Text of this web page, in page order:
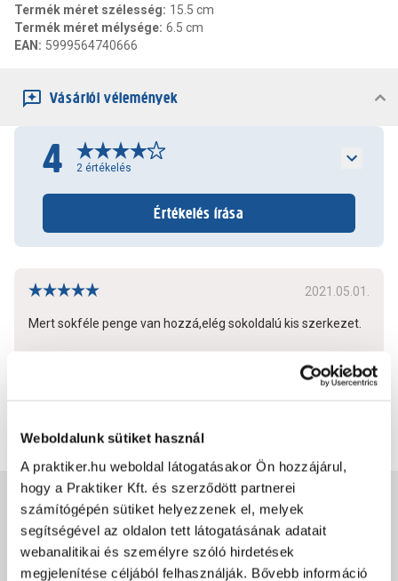
Weboldalunk sütiket használ
A praktiker.hu weboldal látogatásakor Ön hozzájárul,
hogy a Praktiker Kft. és szerződött partnerei
számítógépén sütiket helyezzenek el, melyek
segítségével az oldalon tett látogatásának adatait
webanalitikai és személyre szóló hirdetések
megjelenítése céljából felhasználják. Bővebb információ
Termék méret szélesség: 15.5 cm
Termék méret mélysége: 6.5 cm
EAN : 5999564740666
Vásárlói vélemények
4 2 értékelés
Értékelés írása
2021.05.01.
Mert sokféle penge van hozzá,elég sokoldalú kis szerkezet.
2 0
További értékelések
Jótállás, szavatosság
Csomagolási és súly információk